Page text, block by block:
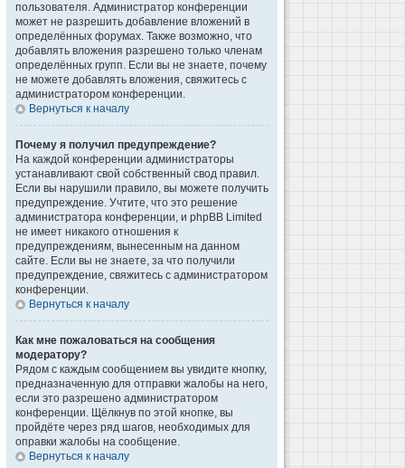
пользователя. Администратор конференции
может не разрешить добавление вложений в
определённых форумах. Также возможно, что
добавлять вложения разрешено только членам
определённых групп. Если вы не знаете, почему
не можете добавлять вложения, свяжитесь с
администратором конференции.
Вернуться к началу
Почему я получил предупреждение?
На каждой конференции администраторы
устанавливают свой собственный свод правил.
Если вы нарушили правило, вы можете получить
предупреждение. Учтите, что это решение
администратора конференции, и phpBB Limited
не имеет никакого отношения к
предупреждениям, вынесенным на данном
сайте. Если вы не знаете, за что получили
предупреждение, свяжитесь с администратором
конференции.
Вернуться к началу
Как мне пожаловаться на сообщения
модератору?
Рядом с каждым сообщением вы увидите кнопку,
предназначенную для отправки жалобы на него,
если это разрешено администратором
конференции. Щёлкнув по этой кнопке, вы
пройдёте через ряд шагов, необходимых для
оправки жалобы на сообщение.
Вернуться к началу